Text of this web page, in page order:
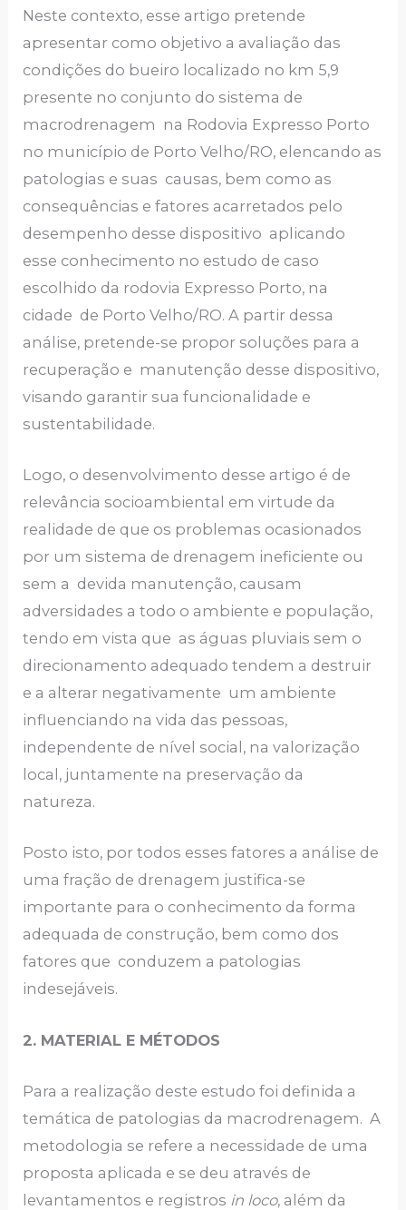
Neste contexto, esse artigo pretende
apresentar como objetivo a avaliação das
condições do bueiro localizado no km 5,9
presente no conjunto do sistema de
macrodrenagem na Rodovia Expresso Porto
no município de Porto Velho/RO, elencando as
patologias e suas causas, bem como as
consequências e fatores acarretados pelo
desempenho desse dispositivo aplicando
esse conhecimento no estudo de caso
escolhido da rodovia Expresso Porto, na
cidade de Porto Velho/RO. A partir dessa
análise, pretende-se propor soluções para a
recuperação e manutenção desse dispositivo,
visando garantir sua funcionalidade e
sustentabilidade.
Logo, o desenvolvimento desse artigo é de
relevância socioambiental em virtude da
realidade de que os problemas ocasionados
por um sistema de drenagem ineficiente ou
sem a devida manutenção, causam
adversidades a todo o ambiente e população,
tendo em vista que as águas pluviais sem o
direcionamento adequado tendem a destruir
e a alterar negativamente um ambiente
influenciando na vida das pessoas,
independente de nível social, na valorização
local, juntamente na preservação da
natureza.
Posto isto, por todos esses fatores a análise de
uma fração de drenagem justifica-se
importante para o conhecimento da forma
adequada de construção, bem como dos
fatores que conduzem a patologias
indesejáveis.
2. MATERIAL E MÉTODOS
Para a realização deste estudo foi definida a
temática de patologias da macrodrenagem. A
metodologia se refere a necessidade de uma
proposta aplicada e se deu através de
levantamentos e registros in loco, além da